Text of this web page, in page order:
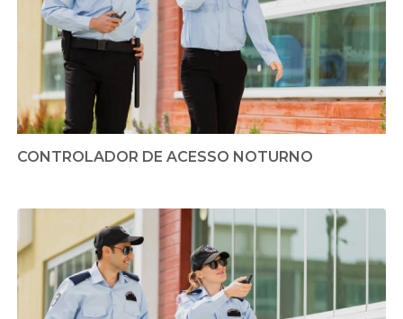
CONTROLADOR DE ACESSO NOTURNO